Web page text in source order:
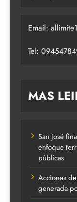
Email:
Tel:
MAS
San José
enfoque
públicas
Acciones
generada